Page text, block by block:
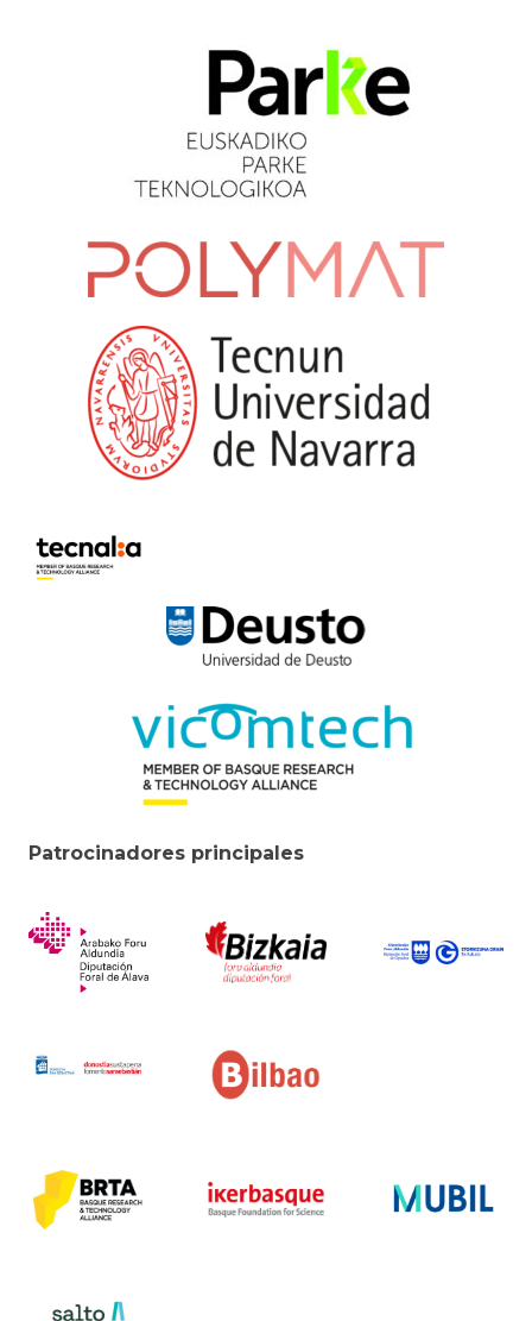
Patrocinadores principales